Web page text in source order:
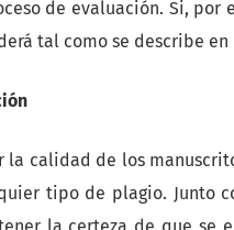
de evaluación. Si, por
tal como se describe
la calidad de los
tipo de plagio. Junto